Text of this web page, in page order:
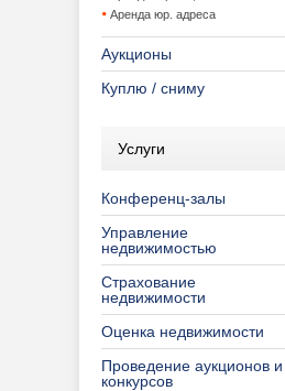
Аренда юр. адреса
Аукционы
Куплю / сниму
Услуги
Конференц-залы
Управление
недвижимостью
Страхование
недвижимости
Оценка недвижимости
Проведение аукционов и
конкурсов